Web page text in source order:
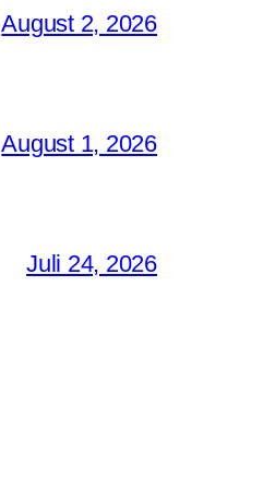
August 2, 2026
August 1, 2026
Juli 24, 2026